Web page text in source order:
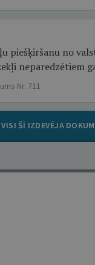
piešķiršanu no
neparedzētiem
Nr. 711
ŠĪ IZDEVĒJA